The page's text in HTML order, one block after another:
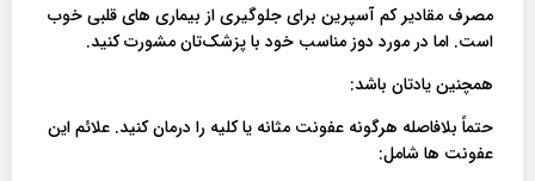
مصرف مقادیر کم آسپرین برای جلوگیری از بیماری های قلبی خوب
است. اما در مورد دوز مناسب خود با پزشک‌تان مشورت کنید.
همچنین یادتان باشد:
حتماً بلافاصله هرگونه عفونت مثانه یا کلیه را درمان کنید. علائم این
عفونت ها شامل: